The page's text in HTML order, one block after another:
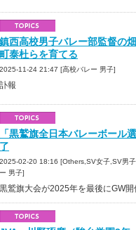
鎮西高校男子バレー部監督の
町泰杜らを育てる
2025-11-24 21:47 [高校バレー 男子]
訃報
「黒鷲旗全日本バレーボール
了
2025-02-20 18:16 [Others,SV女子,SV男
ー 男子]
黒鷲旗大会が2025年を最後にGW